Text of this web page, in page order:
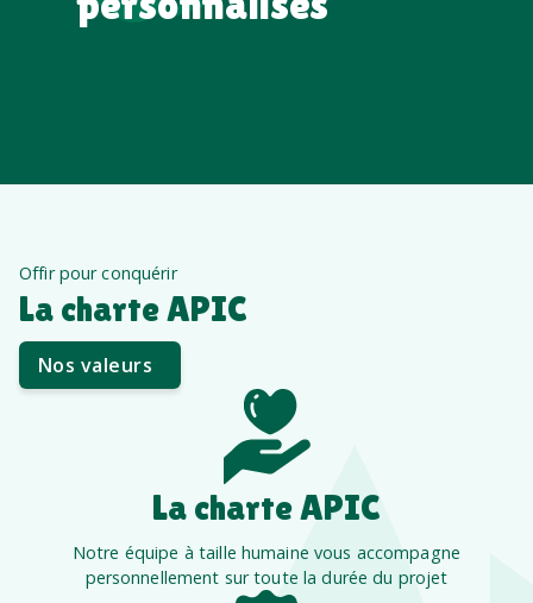
Offir pour conquérir
La charte APIC
Nos valeurs
La charte APIC
Notre équipe à taille humaine vous accompagne
personnellement sur toute la durée du projet